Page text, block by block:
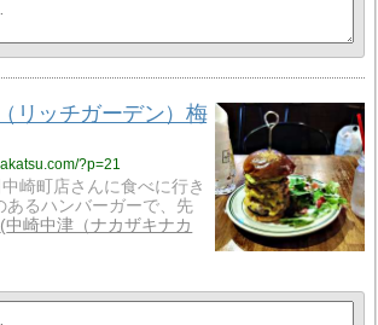
リッチガーデン）梅
?p=21
崎町店さんに食べに行き
あるハンバーガーで、先
中崎中津（ナカザキナカ